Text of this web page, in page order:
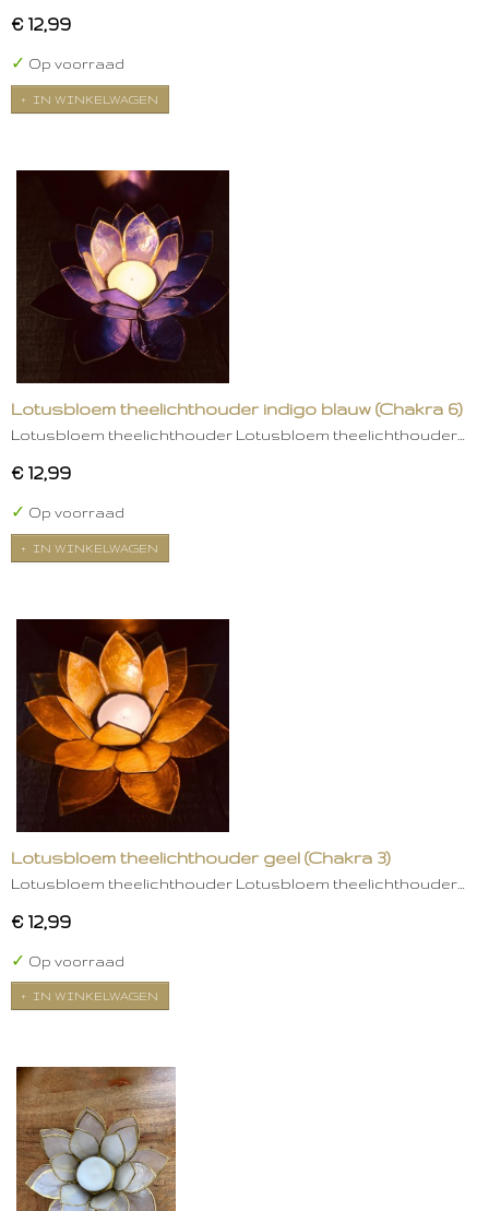
€ 12,99
✓ Op voorraad
IN WINKELWAGEN
Lotusbloem theelichthouder indigo blauw (Chakra 6)
Lotusbloem theelichthouder Lotusbloem theelichthouder…
€ 12,99
✓ Op voorraad
IN WINKELWAGEN
Lotusbloem theelichthouder geel (Chakra 3)
Lotusbloem theelichthouder Lotusbloem theelichthouder…
€ 12,99
✓ Op voorraad
IN WINKELWAGEN